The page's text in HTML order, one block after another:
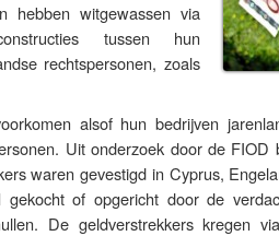
hebben witgewassen via
tussen hun
rechtspersonen, zoals
alsof hun bedrijven
Uit onderzoek door de
waren gevestigd in Cyprus,
gekocht of opgericht door de
De geldverstrekkers kregen